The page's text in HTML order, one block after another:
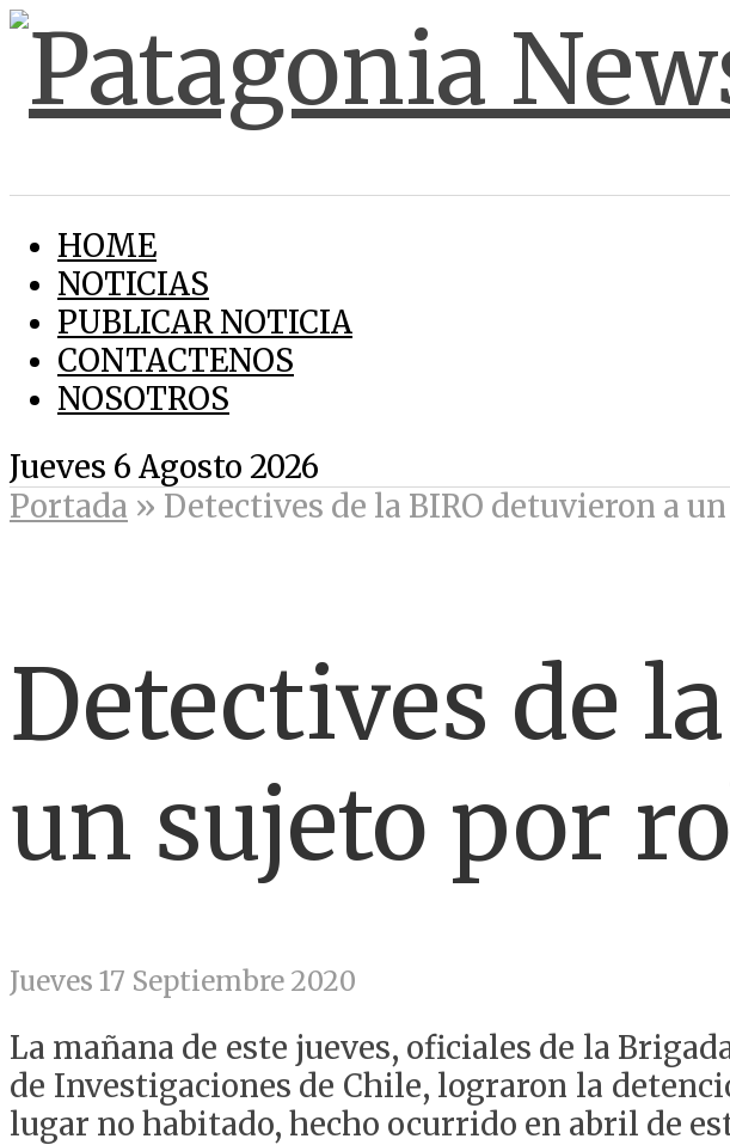
HOME
NOTICIAS
PUBLICAR NOTICIA
CONTACTENOS
NOSOTROS
Jueves 6 Agosto 2026
Portada » Detectives de la BIRO detuvieron a
Detectives de
un sujeto por
Jueves 17 Septiembre 2020
La mañana de este jueves, oficiales de la
de Investigaciones de Chile, lograron la
lugar no habitado, hecho ocurrido en abril de